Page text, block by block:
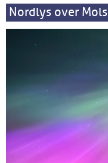
Nordlys over Mols